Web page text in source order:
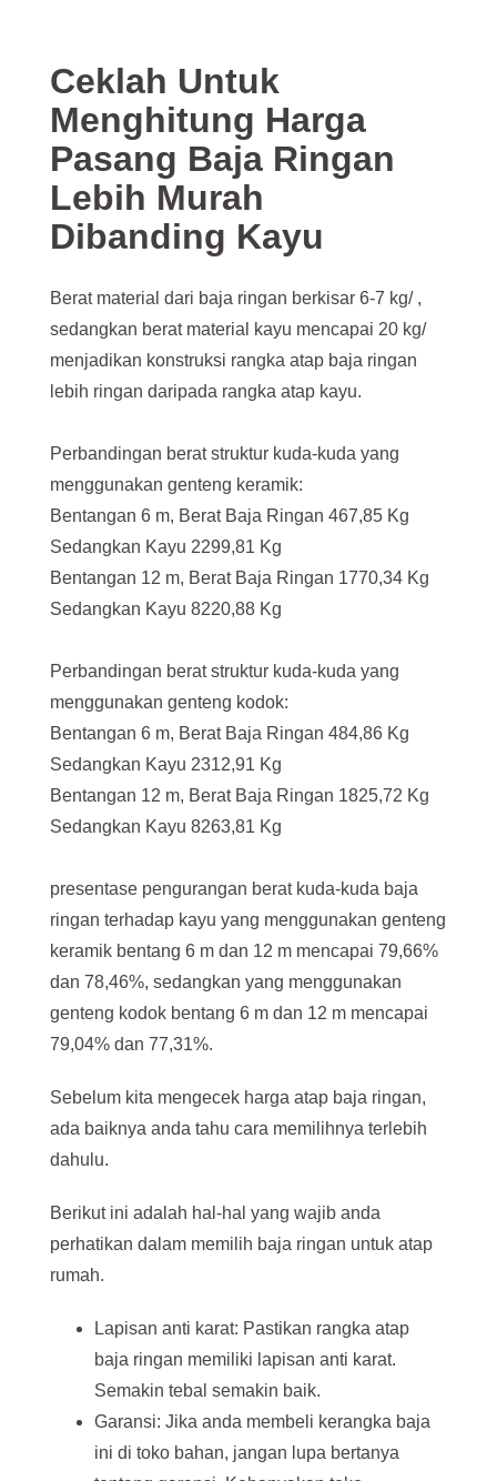
Ceklah Untuk
Menghitung Harga
Pasang Baja Ringan
Lebih Murah
Dibanding Kayu
Berat material dari baja ringan berkisar 6-7 kg/ ,
sedangkan berat material kayu mencapai 20 kg/
menjadikan konstruksi rangka atap baja ringan
lebih ringan daripada rangka atap kayu.
Perbandingan berat struktur kuda-kuda yang
menggunakan genteng keramik:
Bentangan 6 m, Berat Baja Ringan 467,85 Kg
Sedangkan Kayu 2299,81 Kg
Bentangan 12 m, Berat Baja Ringan 1770,34 Kg
Sedangkan Kayu 8220,88 Kg
Perbandingan berat struktur kuda-kuda yang
menggunakan genteng kodok:
Bentangan 6 m, Berat Baja Ringan 484,86 Kg
Sedangkan Kayu 2312,91 Kg
Bentangan 12 m, Berat Baja Ringan 1825,72 Kg
Sedangkan Kayu 8263,81 Kg
presentase pengurangan berat kuda-kuda baja
ringan terhadap kayu yang menggunakan genteng
keramik bentang 6 m dan 12 m mencapai 79,66%
dan 78,46%, sedangkan yang menggunakan
genteng kodok bentang 6 m dan 12 m mencapai
79,04% dan 77,31%.
Sebelum kita mengecek harga atap baja ringan,
ada baiknya anda tahu cara memilihnya terlebih
dahulu.
Berikut ini adalah hal-hal yang wajib anda
perhatikan dalam memilih baja ringan untuk atap
rumah.
Lapisan anti karat: Pastikan rangka atap
baja ringan memiliki lapisan anti karat.
Semakin tebal semakin baik.
Garansi: Jika anda membeli kerangka baja
ini di toko bahan, jangan lupa bertanya